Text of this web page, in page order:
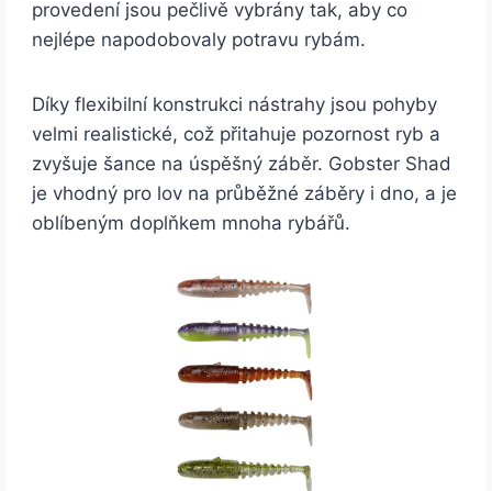
provedení jsou pečlivě vybrány tak, aby co
nejlépe napodobovaly potravu rybám.
Díky flexibilní konstrukci nástrahy jsou pohyby
velmi realistické, což přitahuje pozornost ryb a
zvyšuje šance na úspěšný záběr. Gobster Shad
je vhodný pro lov na průběžné záběry i dno, a je
oblíbeným doplňkem mnoha rybářů.